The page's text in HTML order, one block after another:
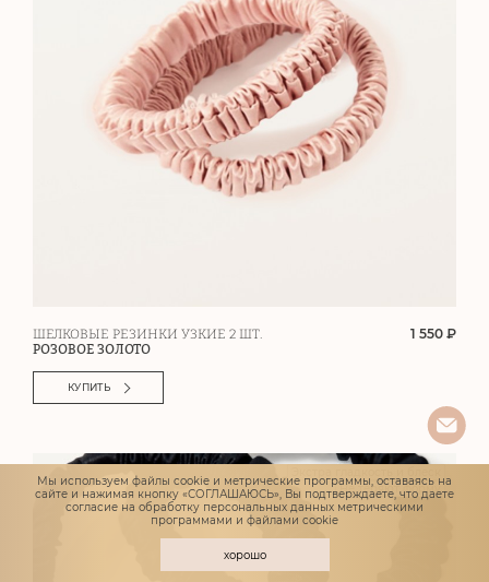
ШЕЛКОВЫЕ РЕЗИНКИ УЗКИЕ 2 ШТ.
РОЗОВОЕ ЗОЛОТО
1 550 ₽
КУПИТЬ
Не теряют форму
Мы используем файлы cookie и метрические программы, оставаясь на
сайте и нажимая кнопку «СОГЛАШАЮСЬ», Вы подтверждаете, что даете
согласие на обработку персональных данных метрическими
программами и файлами cookie
хорошо